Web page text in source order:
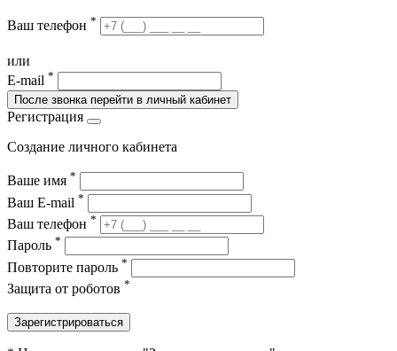
Ваш телефон *
или
E-mail *
После звонка перейти в личный кабинет
Регистрация
Создание личного кабинета
Ваше имя *
Ваш E-mail *
Ваш телефон *
Пароль *
Повторите пароль *
Защита от роботов *
Зарегистрироваться